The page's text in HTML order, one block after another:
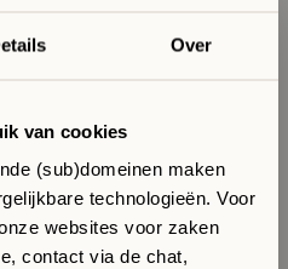
Over
van cookies
(sub)domeinen maken
technologieën. Voor
websites voor zaken
contact via de chat,
Sanitair